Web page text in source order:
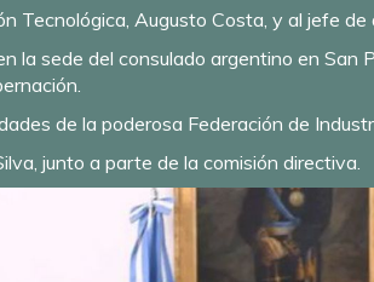
Tecnológica, Augusto Costa, y al jefe
la sede del consulado argentino en
de la poderosa Federación de
junto a parte de la comisión directiva.